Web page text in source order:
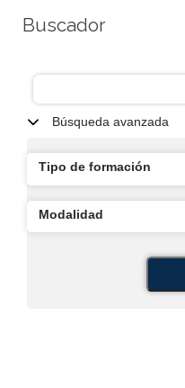
Buscador
Búsqueda avanzada
Tipo de formación
Modalidad